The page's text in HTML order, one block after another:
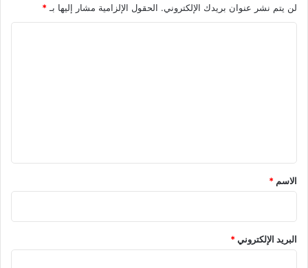
لن يتم نشر عنوان بريدك الإلكتروني. الحقول الإلزامية مشار إليها بـ *
*
الاسم *
البريد الإلكتروني*